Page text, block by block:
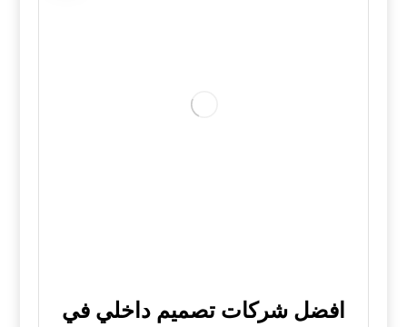
افضل شركات تصميم داخلي في